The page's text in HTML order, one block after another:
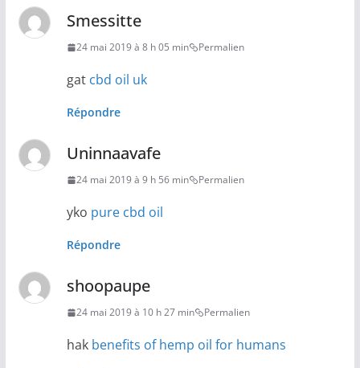
Smessitte
24 mai 2019 à 8 h 05 min Permalien
gat cbd oil uk
Répondre
Uninnaavafe
24 mai 2019 à 9 h 56 min Permalien
yko pure cbd oil
Répondre
shoopaupe
24 mai 2019 à 10 h 27 min Permalien
hak benefits of hemp oil for humans